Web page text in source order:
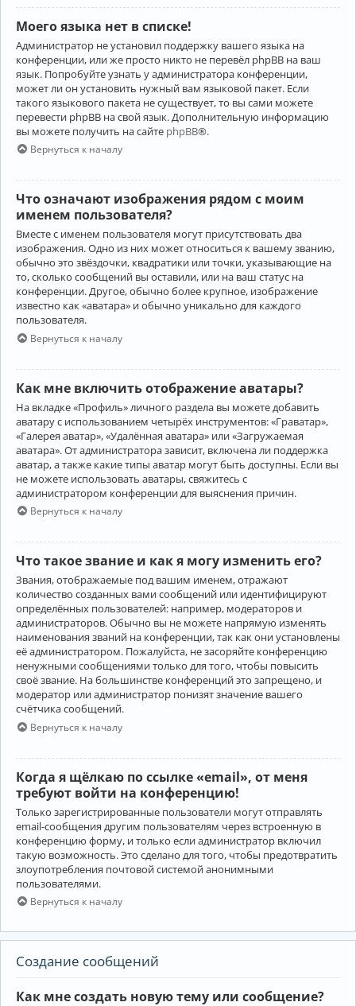
Моего языка нет в списке!
Администратор не установил поддержку вашего языка на
конференции, или же просто никто не перевёл phpBB на ваш
язык. Попробуйте узнать у администратора конференции,
может ли он установить нужный вам языковой пакет. Если
такого языкового пакета не существует, то вы сами можете
перевести phpBB на свой язык. Дополнительную информацию
вы можете получить на сайте phpBB®.
Вернуться к началу
Что означают изображения рядом с моим
именем пользователя?
Вместе с именем пользователя могут присутствовать два
изображения. Одно из них может относиться к вашему званию,
обычно это звёздочки, квадратики или точки, указывающие на
то, сколько сообщений вы оставили, или на ваш статус на
конференции. Другое, обычно более крупное, изображение
известно как «аватара» и обычно уникально для каждого
пользователя.
Вернуться к началу
Как мне включить отображение аватары?
На вкладке «Профиль» личного раздела вы можете добавить
аватару с использованием четырёх инструментов: «Граватар»,
«Галерея аватар», «Удалённая аватара» или «Загружаемая
аватара». От администратора зависит, включена ли поддержка
аватар, а также какие типы аватар могут быть доступны. Если вы
не можете использовать аватары, свяжитесь с
администратором конференции для выяснения причин.
Вернуться к началу
Что такое звание и как я могу изменить его?
Звания, отображаемые под вашим именем, отражают
количество созданных вами сообщений или идентифицируют
определённых пользователей: например, модераторов и
администраторов. Обычно вы не можете напрямую изменять
наименования званий на конференции, так как они установлены
её администратором. Пожалуйста, не засоряйте конференцию
ненужными сообщениями только для того, чтобы повысить
своё звание. На большинстве конференций это запрещено, и
модератор или администратор понизят значение вашего
счётчика сообщений.
Вернуться к началу
Когда я щёлкаю по ссылке «email», от меня
требуют войти на конференцию!
Только зарегистрированные пользователи могут отправлять
email-сообщения другим пользователям через встроенную в
конференцию форму, и только если администратор включил
такую возможность. Это сделано для того, чтобы предотвратить
злоупотребления почтовой системой анонимными
пользователями.
Вернуться к началу
Создание сообщений
Как мне создать новую тему или сообщение?